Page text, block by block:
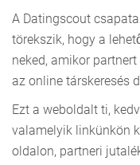
A Datingscout
törekszik, hogy a
neked, amikor
az online társkeresés
Ezt a weboldalt ti,
valamelyik linkünkön
oldalon, partneri